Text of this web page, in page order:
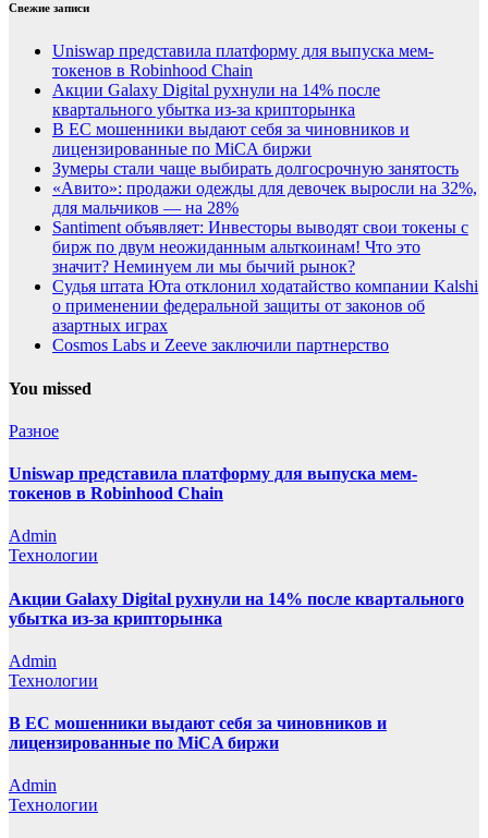
Свежие записи
Uniswap представила платформу для выпуска мем-
токенов в Robinhood Chain
Акции Galaxy Digital рухнули на 14% после
квартального убытка из-за крипторынка
В ЕС мошенники выдают себя за чиновников и
лицензированные по MiCA биржи
Зумеры стали чаще выбирать долгосрочную занятость
«Авито»: продажи одежды для девочек выросли на 32%,
для мальчиков — на 28%
Santiment объявляет: Инвесторы выводят свои токены с
бирж по двум неожиданным альткоинам! Что это
значит? Неминуем ли мы бычий рынок?
Судья штата Юта отклонил ходатайство компании Kalshi
о применении федеральной защиты от законов об
азартных играх
Cosmos Labs и Zeeve заключили партнерство
You missed
Разное
Uniswap представила платформу для выпуска мем-
токенов в Robinhood Chain
Admin
Технологии
Акции Galaxy Digital рухнули на 14% после квартального
убытка из-за крипторынка
Admin
Технологии
В ЕС мошенники выдают себя за чиновников и
лицензированные по MiCA биржи
Admin
Технологии